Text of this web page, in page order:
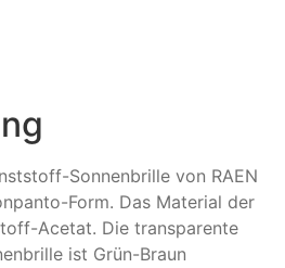
Sonnenbrille von RAEN
Form. Das Material der
Acetat. Die transparente
ist Grün-Braun